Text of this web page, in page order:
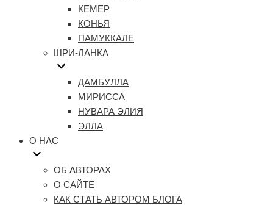
КЕМЕР
КОНЬЯ
ПАМУККАЛЕ
ШРИ-ЛАНКА
ДАМБУЛЛА
МИРИССА
НУВАРА ЭЛИЯ
ЭЛЛА
О НАС
ОБ АВТОРАХ
О САЙТЕ
КАК СТАТЬ АВТОРОМ БЛОГА